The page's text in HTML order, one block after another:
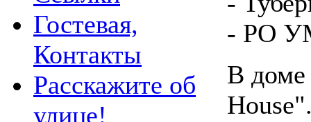
Гостевая,
Контакты
Расскажите об
улице!
- РО
В доме